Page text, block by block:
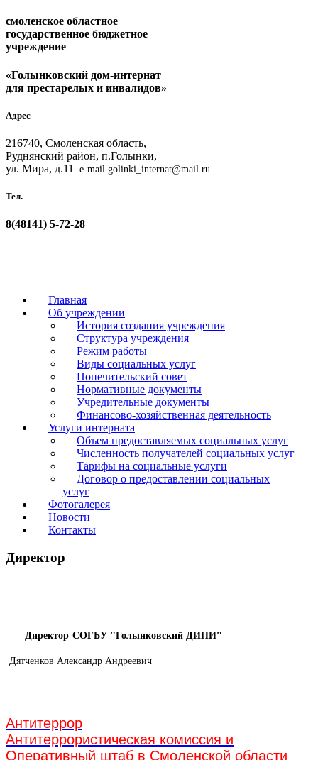
смоленское областное
государственное бюджетное
учреждение
«Голынковский дом-интернат
для престарелых и инвалидов»
Адрес
216740, Смоленская область,
Руднянский район, п.Голынки,
ул. Мира, д.11 e-mail golinki_internat@mail.ru
Тел.
8(48141) 5-72-28
Главная
Об учреждении
История создания учреждения
Структура учреждения
Режим работы
Виды социальных услуг
Попечительский совет
Нормативные документы
Учредительные документы
Финансово-хозяйственная деятельность
Услуги интерната
Объем предоставляемых социальных услуг
Численность получателей социальных услуг
Тарифы на социальные услуги
Договор о предоставлении социальных
услуг
Фотогалерея
Новости
Контакты
Директор
Директор СОГБУ "Голынковский ДИПИ"
Дятченков Александр Андреевич
Антитеррор
Антитеррористическая комиссия и
Оперативный штаб в Смоленской области